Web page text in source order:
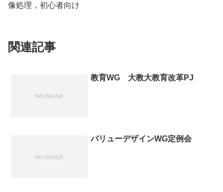
像処理，初心者向け
関連記事
教育WG 大教大教育改革PJ
バリューデザインWG定例会